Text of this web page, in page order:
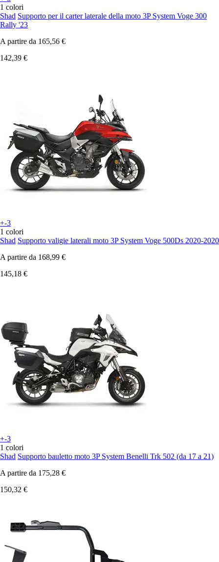
1 colori
Shad Supporto per il carter laterale della moto 3P System Voge 300
Rally '23
A partire da 165,56 €
142,39 €
+-3
1 colori
Shad Supporto valigie laterali moto 3P System Voge 500Ds 2020-2020
A partire da 168,99 €
145,18 €
+-3
1 colori
Shad Supporto bauletto moto 3P System Benelli Trk 502 (da 17 a 21)
A partire da 175,28 €
150,32 €